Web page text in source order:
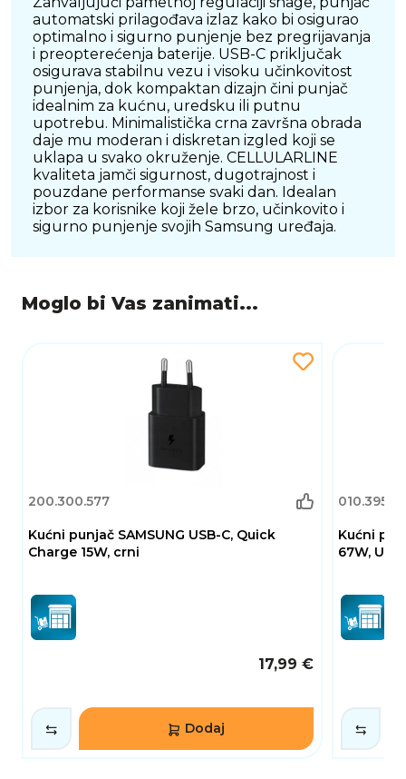
automatski prilagođava izlaz kako bi osigurao
optimalno i sigurno punjenje bez pregrijavanja
i preopterećenja baterije. USB-C priključak
osigurava stabilnu vezu i visoku učinkovitost
punjenja, dok kompaktan dizajn čini punjač
idealnim za kućnu, uredsku ili putnu
upotrebu. Minimalistička crna završna obrada
daje mu moderan i diskretan izgled koji se
uklapa u svako okruženje. CELLULARLINE
kvaliteta jamči sigurnost, dugotrajnost i
pouzdane performanse svaki dan. Idealan
izbor za korisnike koji žele brzo, učinkovito i
sigurno punjenje svojih Samsung uređaja.
Moglo bi Vas zanimati...
200.300.577
Kućni punjač SAMSUNG USB-C, Quick
Charge 15W, crni
17,99 €
Dodaj
Kućni
67W,